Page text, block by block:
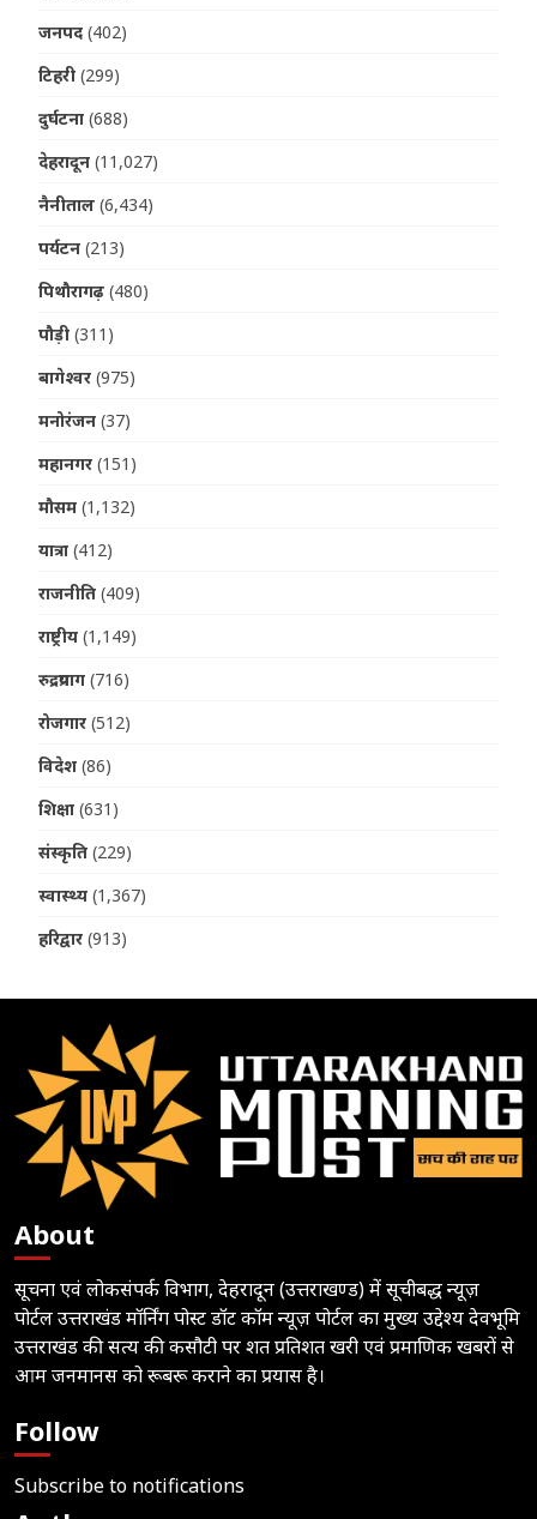
जनपद (402)
टिहरी (299)
दुर्घटना (688)
देहरादून (11,027)
नैनीताल (6,434)
पर्यटन (213)
पिथौरागढ़ (480)
पौड़ी (311)
बागेश्वर (975)
मनोरंजन (37)
महानगर (151)
मौसम (1,132)
यात्रा (412)
राजनीति (409)
राष्ट्रीय (1,149)
रुद्रप्रयाग (716)
रोजगार (512)
विदेश (86)
शिक्षा (631)
संस्कृति (229)
स्वास्थ्य (1,367)
हरिद्वार (913)
About
सूचना एवं लोकसंपर्क विभाग, देहरादून (उत्तराखण्ड) में सूचीबद्ध न्यूज़
पोर्टल उत्तराखंड मॉर्निंग पोस्ट डॉट कॉम न्यूज़ पोर्टल का मुख्य उद्देश्य देवभूमि
उत्तराखंड की सत्य की कसौटी पर शत प्रतिशत खरी एवं प्रमाणिक खबरों से
आम जनमानस को रूबरू कराने का प्रयास है।
Follow
Subscribe to notifications